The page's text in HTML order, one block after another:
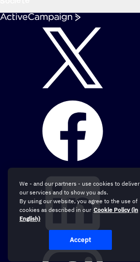
We - and our partners - use cookies to deliver
our services and to show you ads.
By using our website, you agree to the use of
cookies as described in our Cookie Policy (in
English)
Accept